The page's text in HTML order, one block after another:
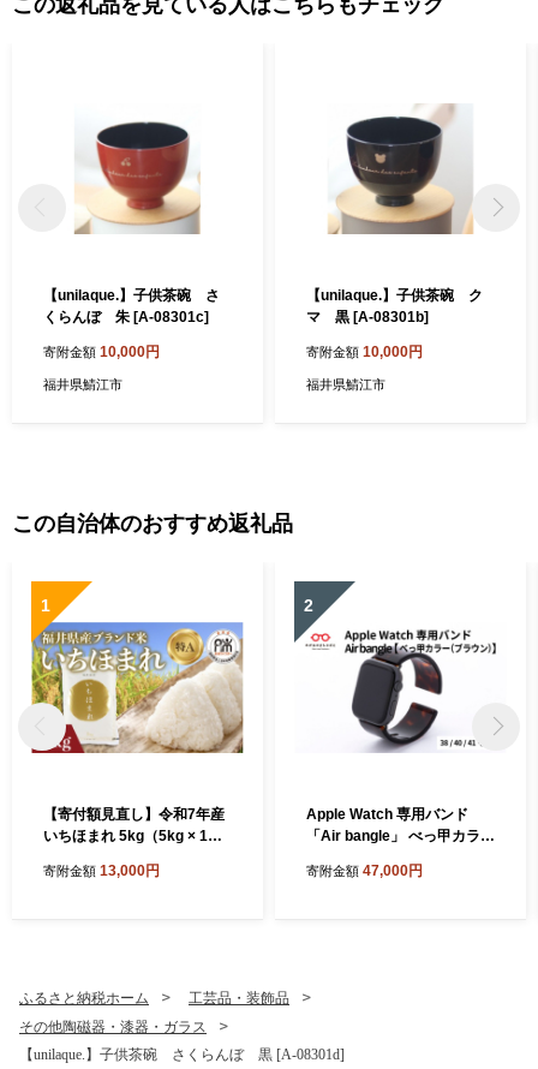
したら、ふるさと納税担当(furusato-sabae@soe.or.jp)までご連絡く
この返礼品を見ている人はこちらもチェック
【unilaque.】子供茶碗 さ
くらんぼ 朱 [A-08301c]
寄附金額 10,000円
福井県鯖江市
【unilaque.】子供茶碗 ク
マ 黒 [A-08301b]
寄附金額 10,000円
福井県鯖江市
この自治体のおすすめ返礼品
1
【寄付額見直し】令和7年産
いちほまれ 5kg（5kg × 1
米 白米 小分け 便利 ごはん
寄附金額 13,000円
2
Apple Watch 専用バンド
「Air bangle」 べっ甲カラー
デル）[E-03413] / 日本製 お
寄附金額 47,000円
ふるさと納税ホーム
工芸品・装飾品
その他陶磁器・漆器・ガラス
【unilaque.】子供茶碗 さくらんぼ 黒 [A-08301d]